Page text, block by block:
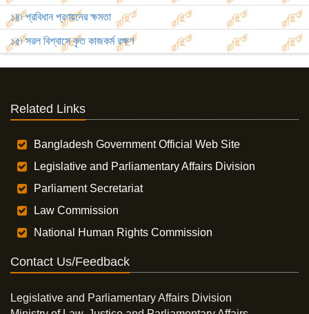
১৪৷ প্রবিধান প্রণয়নের ক্ষমতা
১৫৷ সরল বিশ্বাসে কৃত কাজকর্ম রক্ষণ
Related Links
Bangladesh Government Official Web Site
Legislative and Parliamentary Affairs Division
Parliament Secretariat
Law Commission
National Human Rights Commission
Contact Us/Feedback
Legislative and Parliamentary Affairs Division